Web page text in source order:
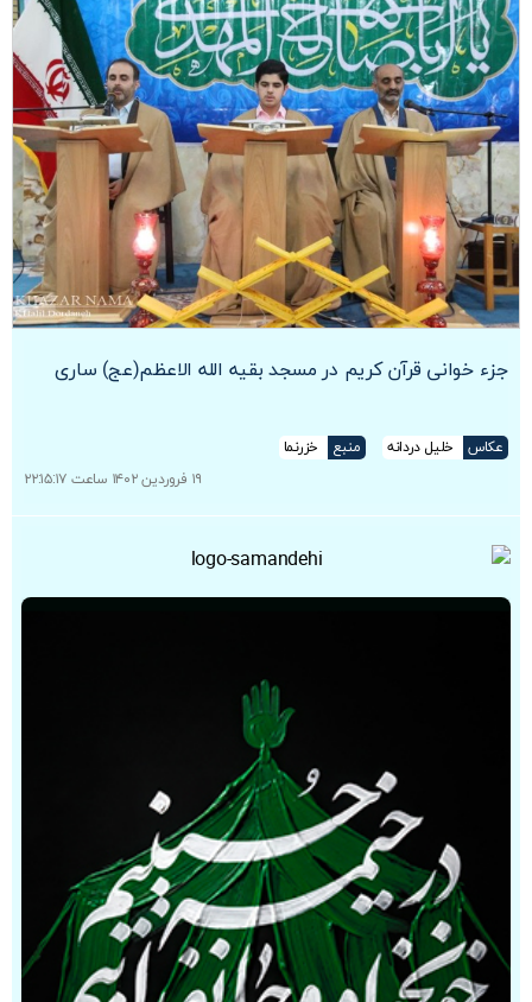
جزء خوانی قرآن کریم در مسجد بقیه الله الاعظم(عج) ساری
عکاس خلیل دردانه منبع
خزرنما
۱۹ فروردین ۱۴۰۲ ساعت ۲۲:۱۵:۱۷